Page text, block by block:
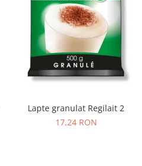
Lapte granulat Regilait 2
17,24 RON